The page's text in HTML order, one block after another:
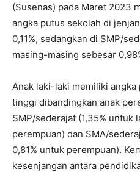
(Susenas) pada Maret 2023
angka putus sekolah di
0,11%, sedangkan di SMP/
masing-masing sebesar
Anak laki-laki memiliki
tinggi dibandingkan anak
SMP/sederajat (1,35% untuk
perempuan) dan SMA/
0,81% untuk perempuan).
kesenjangan antara